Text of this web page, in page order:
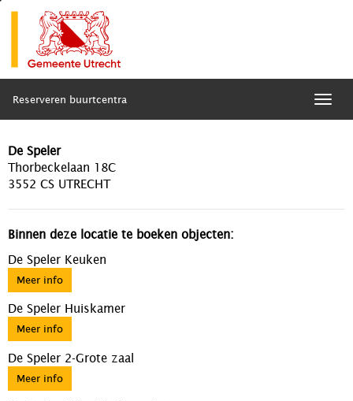
Reserveren buurtcentra
De Speler
Thorbeckelaan 18C
3552 CS UTRECHT
Binnen deze locatie te boeken objecten:
De Speler Keuken
Meer info
De Speler Huiskamer
Meer info
De Speler 2-Grote zaal
Meer info